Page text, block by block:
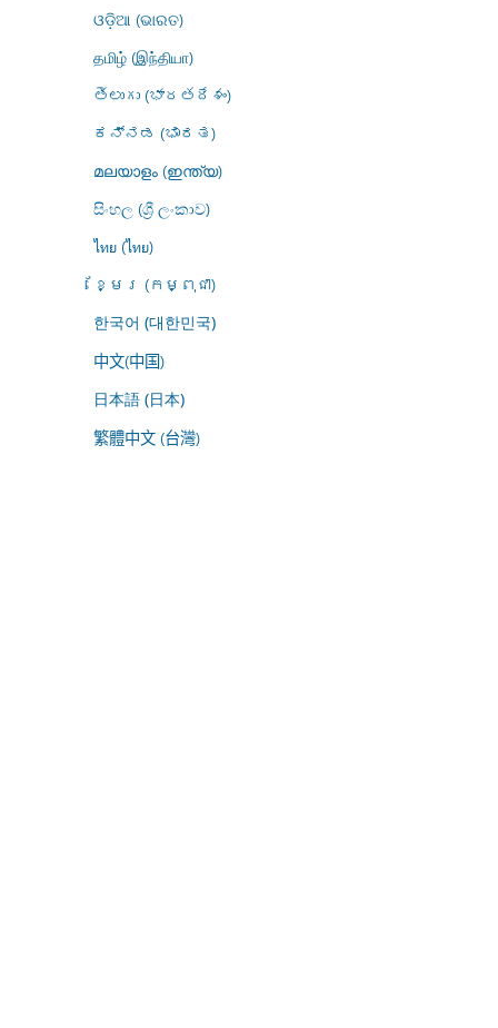
ଓଡ଼ିଆ (ଭାରତ)
தமிழ் (இந்தியா)
తెలుగు (భారతదేశం)
ಕನ್ನಡ (ಭಾರತ)
മലയാളം (ഇന്ത്യ)
සිංහල (ශ්‍රී ලංකාව)
ไทย (ไทย)
ខ្មែរ (កម្ពុជា)
한국어 (대한민국)
中文(中国)
日本語 (日本)
繁體中文 (台灣)